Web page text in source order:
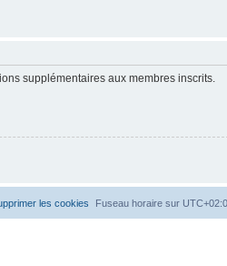
supplémentaires aux membres inscrits.
Fuseau horaire sur
les cookies